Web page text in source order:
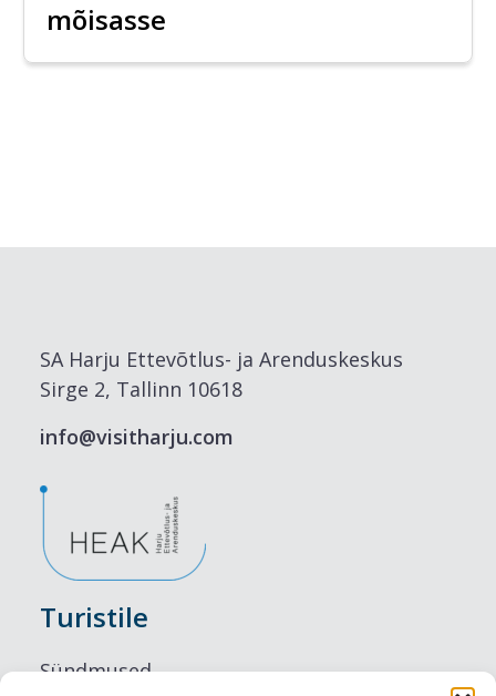
mõisasse
SA Harju Ettevõtlus- ja Arenduskeskus
Sirge 2, Tallinn 10618
info@visitharju.com
Turistile
Sündmused